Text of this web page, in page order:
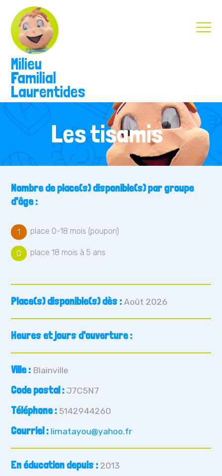
Milieu
Familial
Laurentides
Les tisamis
Nombre de place(s) disponible(s) par groupe
d'âge :
1 place 0-18 mois (poupon)
0 place 18 mois à 5 ans
Place(s) disponible(s) dès : Août 2026
Heures et jours d'ouverture :
Ville : Blainville
Code postal : J7C5N7
Téléphone : 5142944260
Courriel : limatayou@yahoo.fr
En éducation depuis : 2013